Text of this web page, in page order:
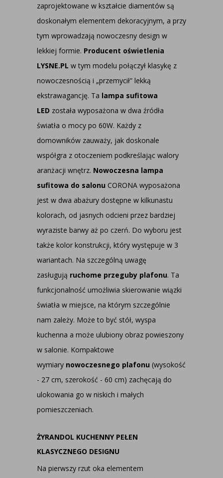
zaprojektowane w kształcie diamentów są
doskonałym elementem dekoracyjnym, a przy
tym wprowadzają nowoczesny design w
lekkiej formie. Producent oświetlenia
LYSNE.PL w tym modelu połączył klasykę z
nowoczesnością i „przemycił” lekką
ekstrawagancję. Ta lampa sufitowa
LED została wyposażona w dwa źródła
światła o mocy po 60W. Każdy z
domowników zauważy, jak doskonale
współgra z otoczeniem podkreślając walory
aranżacji wnętrz. Nowoczesna lampa
sufitowa do salonu CORONA wyposażona
jest w dwa abażury dostępne w kilkunastu
kolorach, od jasnych odcieni przez bardziej
wyraziste barwy aż po czerń. Do wyboru jest
także kolor konstrukcji, który występuje w 3
wariantach. Na szczególną uwagę
zasługują ruchome przeguby plafonu. Ta
funkcjonalność umożliwia skierowanie wiązki
światła w miejsce, na którym szczególnie
nam zależy. Może to być stół, wyspa
kuchenna a może ulubiony obraz powieszony
w salonie. Kompaktowe
wymiary nowoczesnego plafonu (wysokość
- 27 cm, szerokość - 60 cm) zachęcają do
ulokowania go w niskich i małych
pomieszczeniach.
ŻYRANDOL KUCHENNY PEŁEN
KLASYCZNEGO DESIGNU
Na pierwszy rzut oka elementem